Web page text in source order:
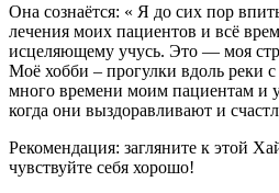
Она сознаётся: « Я до сих пор
лечения моих пациентов и всё
исцеляющему учусь. Это — моя
Моё хобби – прогулки вдоль реки
много времени моим пациентам и
когда они выздоравливают и
Рекомендация: загляните к этой
чувствуйте себя хорошо!